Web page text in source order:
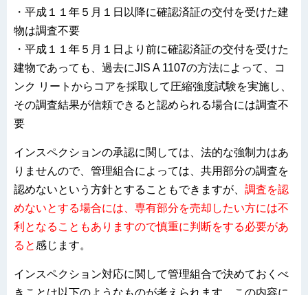
・平成１１年５月１日以降に確認済証の交付を受けた建
物は調査不要
・平成１１年５月１日より前に確認済証の交付を受けた
建物であっても、過去にJIS A 1107の方法によって、コ
ンク リートからコアを採取して圧縮強度試験を実施し、
その調査結果が信頼できると認められる場合には調査不
要
インスペクションの承認に関しては、法的な強制力はあ
りませんので、管理組合によっては、共用部分の調査を
認めないという方針とすることもできますが、 調査を認
めないとする場合には、専有部分を売却したい方には不
利となることもありますので慎重に判断をする必要があ
ると感じます。
インスペクション対応に関して管理組合で決めておくべ
きことは以下のようなものが考えられます。この内容に